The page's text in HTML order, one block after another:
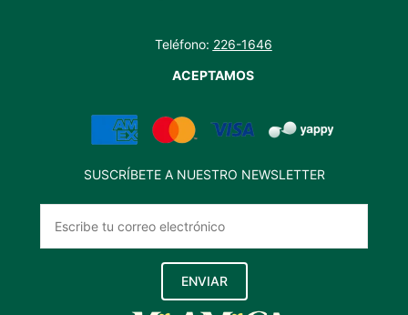
Teléfono: 226-1646
ACEPTAMOS
SUSCRÍBETE A NUESTRO NEWSLETTER
ENVIAR